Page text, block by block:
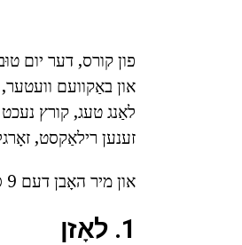
פון קורס, דער יום
און באַקוועם וועטער,
לאַנג טעג, קורץ נעכט
זענען רילאַקסט,
און מיר האָבן דעם 9 סיבות.
1. לאָזן